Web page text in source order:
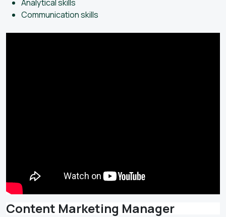
Analytical skills
Communication skills
Content Marketing Manager